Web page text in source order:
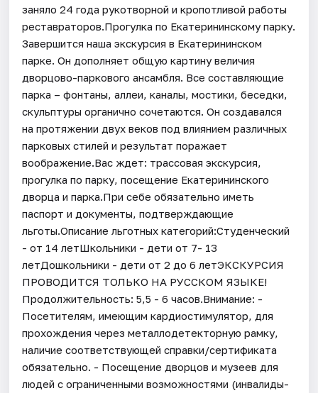
заняло 24 года рукотворной и кропотливой работы
реставраторов.Прогулка по Екатерининскому парку.
Завершится наша экскурсия в Екатерининском
парке. Он дополняет общую картину величия
дворцово-паркового ансамбля. Все составляющие
парка – фонтаны, аллеи, каналы, мостики, беседки,
скульптуры органично сочетаются. Он создавался
на протяжении двух веков под влиянием различных
парковых стилей и результат поражает
воображение.Вас ждет: трассовая экскурсия,
прогулка по парку, посещение Екатерининского
дворца и парка.При себе обязательно иметь
паспорт и документы, подтверждающие
льготы.Описание льготных категорий:Студенческий
- от 14 летШкольники - дети от 7- 13
летДошкольники - дети от 2 до 6 летЭКСКУРСИЯ
ПРОВОДИТСЯ ТОЛЬКО НА РУССКОМ ЯЗЫКЕ!
Продолжительность: 5,5 - 6 часов.Внимание: -
Посетителям, имеющим кардиостимулятор, для
прохождения через металлодетекторную рамку,
наличие соответствующей справки/сертификата
обязательно. - Посещение дворцов и музеев для
людей с ограниченными возможностями (инвалиды-